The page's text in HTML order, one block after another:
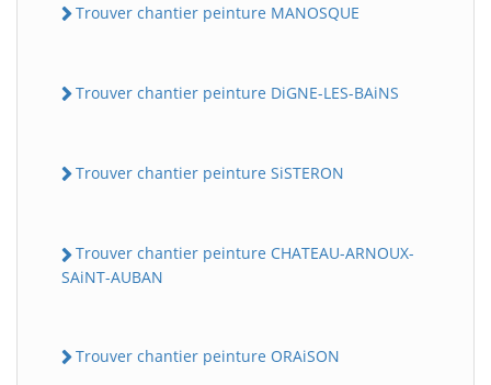
Trouver chantier peinture MANOSQUE
Trouver chantier peinture DiGNE-LES-BAiNS
Trouver chantier peinture SiSTERON
Trouver chantier peinture CHATEAU-ARNOUX-
SAiNT-AUBAN
Trouver chantier peinture ORAiSON